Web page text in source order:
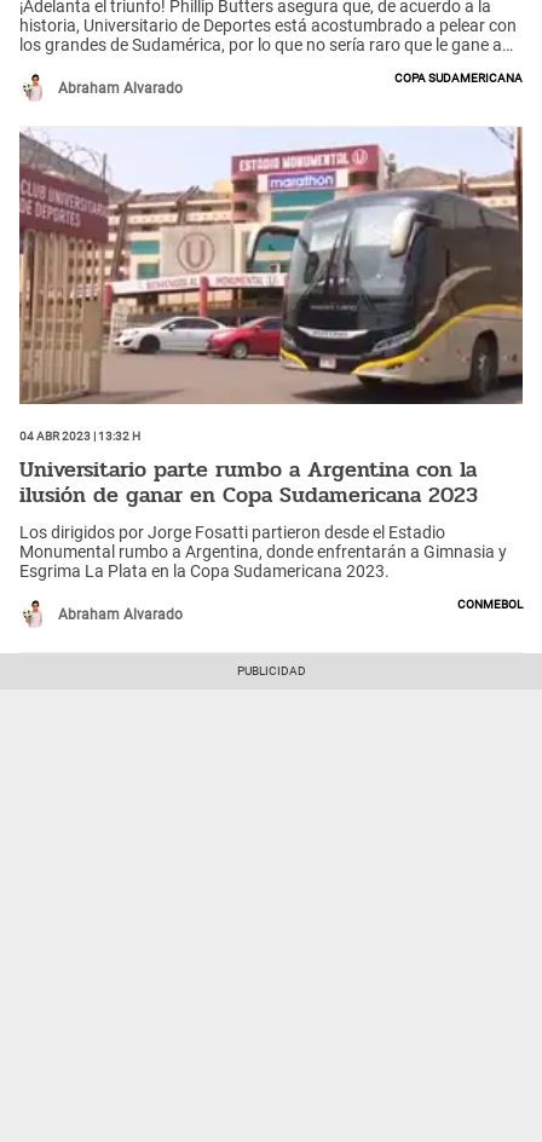
¡Adelanta el triunfo! Phillip Butters asegura que, de acuerdo a la
historia, Universitario de Deportes está acostumbrado a pelear con
los grandes de Sudamérica, por lo que no sería raro que le gane a
habrán diez mil cremas en el estadio.
Abraham Alvarado
Copa Sudamericana
04 Abr 2023 | 13:32 h
Universitario parte rumbo a Argentina con la
ilusión de ganar en Copa Sudamericana 2023
Los dirigidos por Jorge Fosatti partieron desde el Estadio
Monumental rumbo a Argentina, donde enfrentarán a Gimnasia y
Esgrima La Plata en la Copa Sudamericana 2023.
Abraham Alvarado
Conmebol